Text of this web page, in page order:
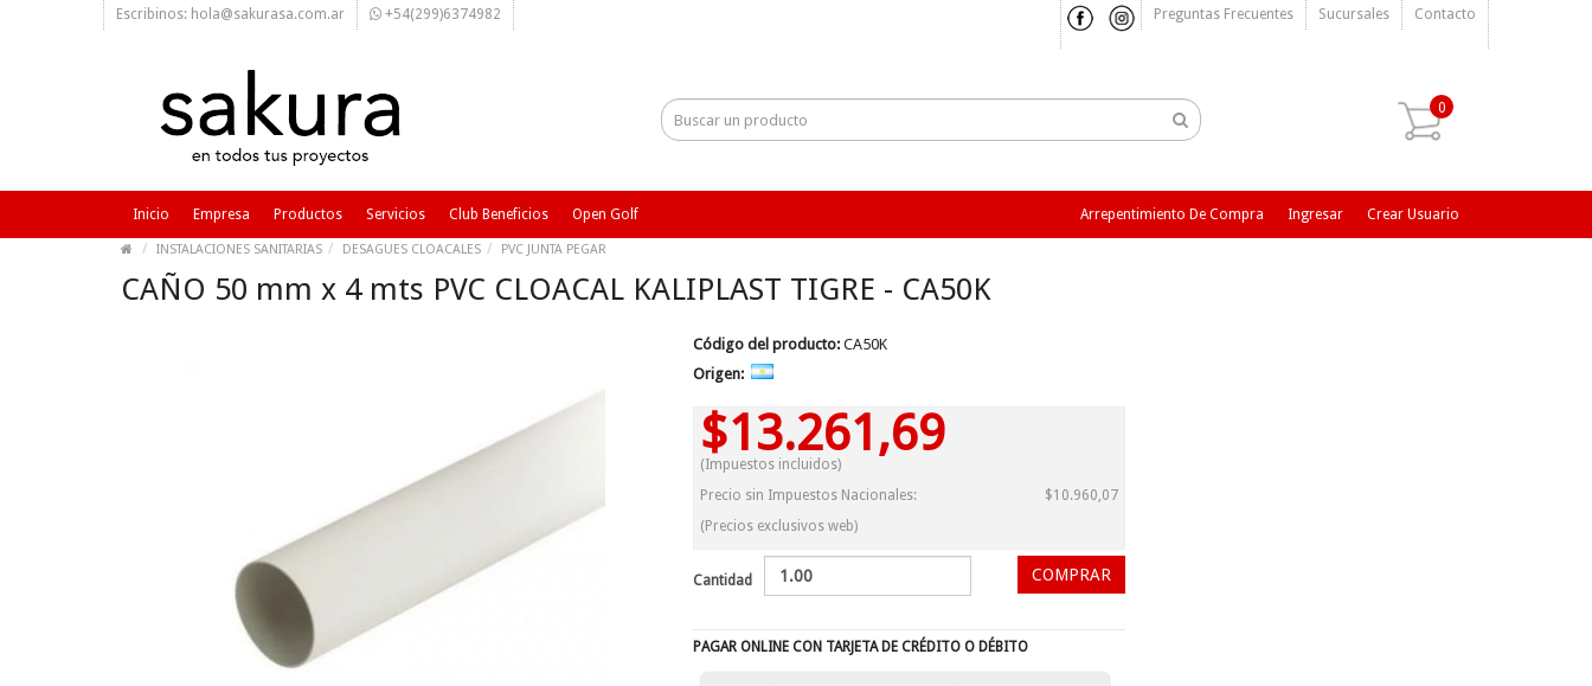
Escribinos: hola@sakurasa.com.ar +54(299)6374982 Preguntas Frecuentes Sucursales Contacto
0
Inicio Empresa Productos Servicios Club Beneficios Open Golf Crear Usuario
Ingresar
Arrepentimiento De Compra
INSTALACIONES SANITARIAS DESAGUES CLOACALES PVC JUNTA PEGAR
CAÑO 50 mm x 4 mts PVC CLOACAL KALIPLAST TIGRE - CA50K
Código del producto: CA50K
Origen:
$13.261,69
(Impuestos incluidos)
Precio sin Impuestos Nacionales:
$10.960,07
(Precios exclusivos web)
Cantidad
PAGAR ONLINE CON TARJETA DE CRÉDITO O DÉBITO